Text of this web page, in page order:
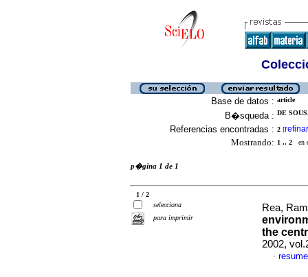
Base de datos : article
B�squeda : DE
Referencias encontradas : 2 [refinar
Mostrando: 1 .. 2 en
p�gina 1 de 1
1 / 2
selecciona
para imprimir
Rea,
the
2002,
·